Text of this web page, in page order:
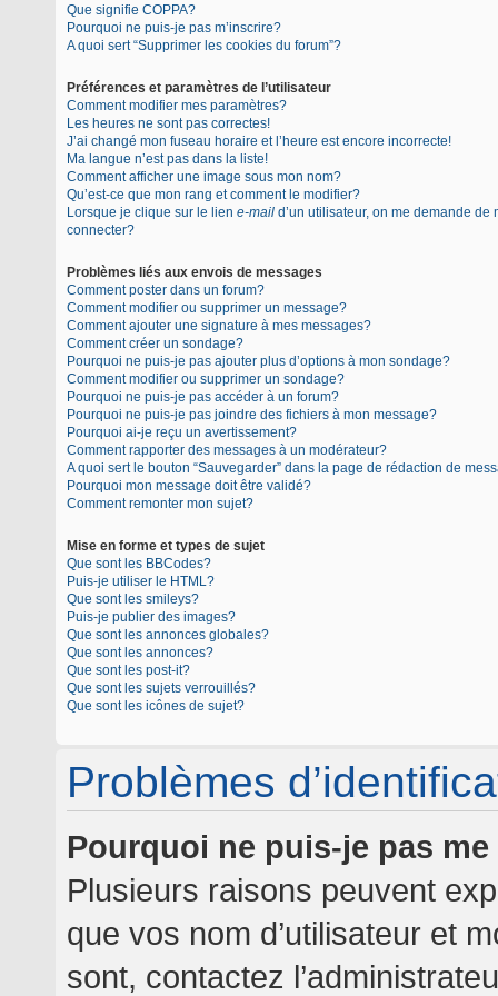
Que signifie COPPA?
Pourquoi ne puis-je pas m’inscrire?
A quoi sert “Supprimer les cookies du forum”?
Préférences et paramètres de l’utilisateur
Comment modifier mes paramètres?
Les heures ne sont pas correctes!
J’ai changé mon fuseau horaire et l’heure est encore incorrecte!
Ma langue n’est pas dans la liste!
Comment afficher une image sous mon nom?
Qu’est-ce que mon rang et comment le modifier?
Lorsque je clique sur le lien e-mail d’un utilisateur, on me demande de
connecter?
Problèmes liés aux envois de messages
Comment poster dans un forum?
Comment modifier ou supprimer un message?
Comment ajouter une signature à mes messages?
Comment créer un sondage?
Pourquoi ne puis-je pas ajouter plus d’options à mon sondage?
Comment modifier ou supprimer un sondage?
Pourquoi ne puis-je pas accéder à un forum?
Pourquoi ne puis-je pas joindre des fichiers à mon message?
Pourquoi ai-je reçu un avertissement?
Comment rapporter des messages à un modérateur?
A quoi sert le bouton “Sauvegarder” dans la page de rédaction de
Pourquoi mon message doit être validé?
Comment remonter mon sujet?
Mise en forme et types de sujet
Que sont les BBCodes?
Puis-je utiliser le HTML?
Que sont les smileys?
Puis-je publier des images?
Que sont les annonces globales?
Que sont les annonces?
Que sont les post-it?
Que sont les sujets verrouillés?
Que sont les icônes de sujet?
Problèmes
Pourquoi ne puis-je pas
Plusieurs raisons peuvent
que vos nom d’utilisateur et
sont, contactez